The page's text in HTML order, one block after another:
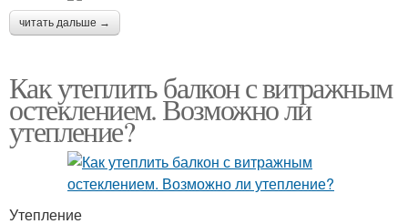
читать дальше →
Как утеплить балкон с витражным
остеклением. Возможно ли
утепление?
Утепление